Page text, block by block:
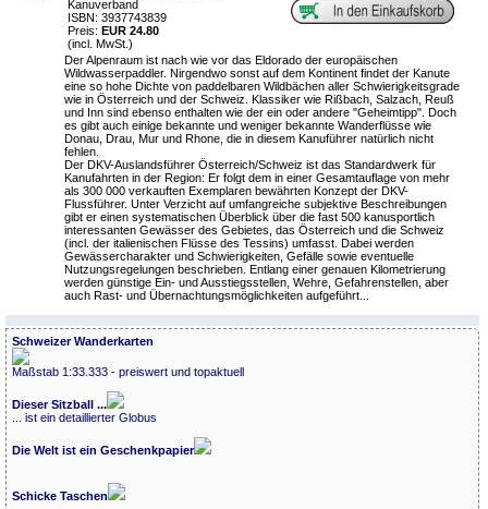
Kanuverband
ISBN: 3937743839
Preis: EUR 24.80
(incl. MwSt.)
Der Alpenraum ist nach wie vor das Eldorado der europäischen
Wildwasserpaddler. Nirgendwo sonst auf dem Kontinent findet der Kanute
eine so hohe Dichte von paddelbaren Wildbächen aller Schwierigkeitsgrade
wie in Österreich und der Schweiz. Klassiker wie Rißbach, Salzach, Reuß
und Inn sind ebenso enthalten wie der ein oder andere "Geheimtipp". Doch
es gibt auch einige bekannte und weniger bekannte Wanderflüsse wie
Donau, Drau, Mur und Rhone, die in diesem Kanuführer natürlich nicht
fehlen.
Der DKV-Auslandsführer Österreich/Schweiz ist das Standardwerk für
Kanufahrten in der Region: Er folgt dem in einer Gesamtauflage von mehr
als 300 000 verkauften Exemplaren bewährten Konzept der DKV-
Flussführer. Unter Verzicht auf umfangreiche subjektive Beschreibungen
gibt er einen systematischen Überblick über die fast 500 kanusportlich
interessanten Gewässer des Gebietes, das Österreich und die Schweiz
(incl. der italienischen Flüsse des Tessins) umfasst. Dabei werden
Gewässercharakter und Schwierigkeiten, Gefälle sowie eventuelle
Nutzungsregelungen beschrieben. Entlang einer genauen Kilometrierung
werden günstige Ein- und Ausstiegsstellen, Wehre, Gefahrenstellen, aber
auch Rast- und Übernachtungsmöglichkeiten aufgeführt...
Schweizer Wanderkarten
Maßstab 1:33.333 - preiswert und topaktuell
Dieser Sitzball ...
... ist ein detaillierter Globus
Die Welt ist ein Geschenkpapier
Schicke Taschen